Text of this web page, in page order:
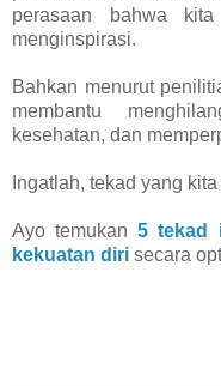
perasaan bahwa
menginspirasi.
Bahkan menurut
membantu
kesehatan, dan
Ingatlah, tekad yang kita
Ayo temukan5 tekad
kekuatan diri secara